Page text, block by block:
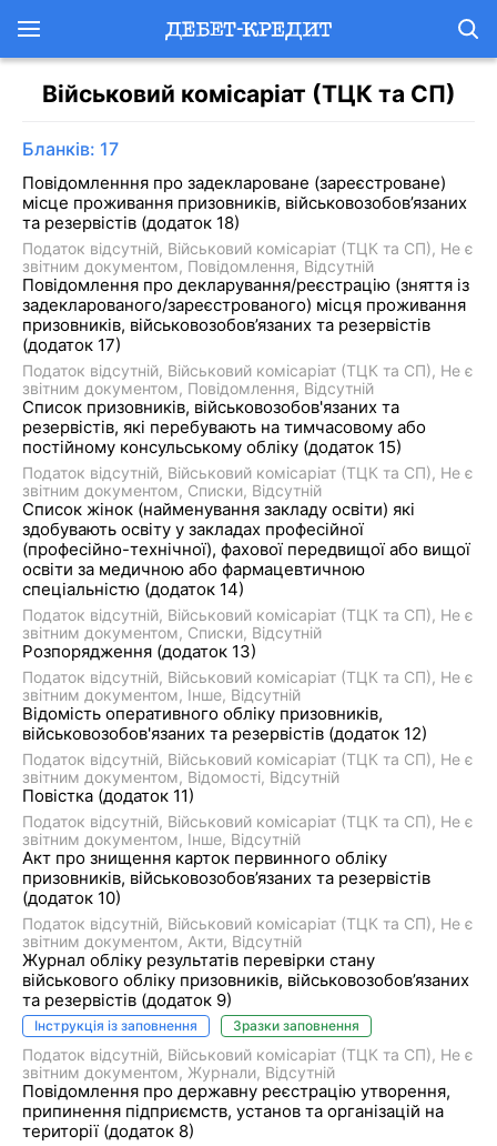
Військовий комісаріат (ТЦК та СП)
Бланків: 17
Повідомленння про задеклароване (зареєстроване)
місце проживання призовників, військовозобов’язаних
та резервістів (додаток 18)
Податок відсутній Військовий комісаріат (ТЦК та СП) Не є
звітним документом Повідомлення Відсутній
Повідомлення про декларування/реєстрацію (зняття із
задекларованого/зареєстрованого) місця проживання
призовників, військовозобов’язаних та резервістів
(додаток 17)
Податок відсутній Військовий комісаріат (ТЦК та СП) Не є
звітним документом Повідомлення Відсутній
Список призовників, військовозобов'язаних та
резервістів, які перебувають на тимчасовому або
постійному консульському обліку (додаток 15)
Податок відсутній Військовий комісаріат (ТЦК та СП) Не є
звітним документом Списки Відсутній
Список жінок (найменування закладу освіти) які
здобувають освіту у закладах професійної
(професійно-технічної), фахової передвищої або вищої
освіти за медичною або фармацевтичною
спеціальністю (додаток 14)
Податок відсутній Військовий комісаріат (ТЦК та СП) Не є
звітним документом Списки Відсутній
Розпорядження (додаток 13)
Податок відсутній Військовий комісаріат (ТЦК та СП) Не є
звітним документом Інше Відсутній
Відомість оперативного обліку призовників,
військовозобов'язаних та резервістів (додаток 12)
Податок відсутній Військовий комісаріат (ТЦК та СП) Не є
звітним документом Відомості Відсутній
Повістка (додаток 11)
Податок відсутній Військовий комісаріат (ТЦК та СП) Не є
звітним документом Інше Відсутній
Акт про знищення карток первинного обліку
призовників, військовозобов’язаних та резервістів
(додаток 10)
Податок відсутній Військовий комісаріат (ТЦК та СП) Не є
звітним документом Акти Відсутній
Журнал обліку результатів перевірки стану
військового обліку призовників, військовозобов’язаних
та резервістів (додаток 9)
Інструкція із заповнення Зразки заповнення
Податок відсутній Військовий комісаріат (ТЦК та СП) Не є
звітним документом Журнали Відсутній
Повідомлення про державну реєстрацію утворення,
припинення підприємств, установ та організацій на
території (додаток 8)